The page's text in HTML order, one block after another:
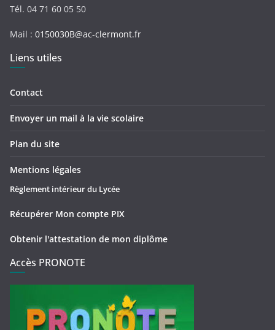
Tél. 04 71 60 05 50
Mail : 0150030B@ac-clermont.fr
Liens utiles
Contact
Envoyer un mail à la vie scolaire
Plan du site
Mentions légales
Règlement intérieur du Lycée
Récupérer Mon compte PIX
Obtenir l'attestation de mon diplôme
Accès PRONOTE